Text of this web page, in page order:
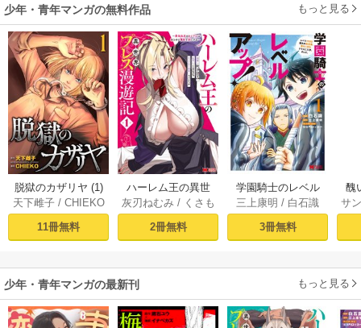
少年・青年マンガの無料作品 もっと見る
脱獄のカザリヤ (1)
天下雌子/ CHIEKO
11冊無料
ハーレム王の異世
界プレス漫遊記 ～
最強無双のおじさ
んはあらゆる種族
ミック） 1巻
灰刃ねむみ / くさも
ち
2冊無料
学園騎士のレベル
アップ！レベル100
0超えの転生者、落
ちこぼれクラスに
（コミック） ： 1
三上康明 / 白石識
3冊無料
醜
同
サ
少年・青年マンガの最新刊 もっと見る